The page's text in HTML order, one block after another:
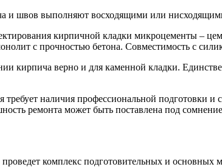
и швов выполняют восходящими или
кирпичной кладки микроцементы –
с прочностью бетона. Совместимость с
кирпича верно и для каменной кладки.
требует наличия профессиональной подготовки
ремонта может быть поставлена под
комплекс подготовительных и основных